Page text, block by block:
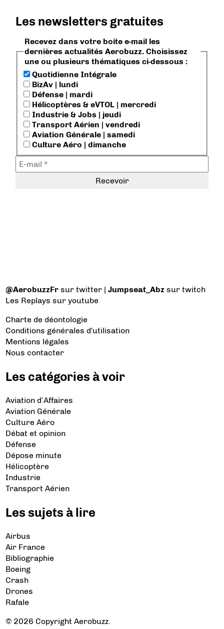
Les newsletters gratuites
Recevez dans votre boite e-mail les
dernières actualités Aerobuzz. Choisissez
une ou plusieurs thématiques ci-dessous :
Quotidienne Intégrale
BizAv | lundi
Défense | mardi
Hélicoptères & eVTOL | mercredi
Industrie & Jobs | jeudi
Transport Aérien | vendredi
Aviation Générale | samedi
Culture Aéro | dimanche
@AerobuzzFr sur twitter |Jumpseat_Abz sur twitch
Les Replays sur youtube
Charte de déontologie
Conditions générales d'utilisation
Mentions légales
Nous contacter
Les catégories à voir
Aviation d’Affaires
Aviation Générale
Culture Aéro
Débat et opinion
Défense
Dépose minute
Hélicoptère
Industrie
Transport Aérien
Les sujets à lire
Airbus
Air France
Bibliographie
Boeing
Crash
Drones
Rafale
© 2026 Copyright Aerobuzz.